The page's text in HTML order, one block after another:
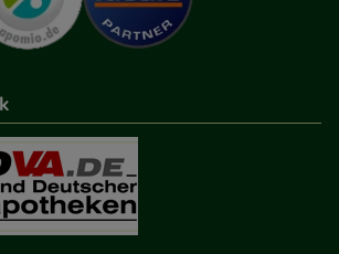
unser Partnerprogramm zu
die Art und Weise der Nutzung
sammeln, mit deren Hilfe wir
weiter für Sie optimieren können,
Website aber auch die